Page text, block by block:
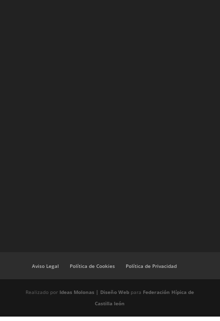
Aviso Legal Política de Cookies Política de Privacidad
Realizado por Ideas Molonas | Diseño Web para Federación Hípica de
Castilla león